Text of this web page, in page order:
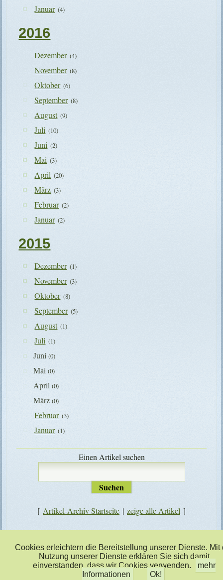
Januar (4)
2016
Dezember (4)
November (8)
Oktober (6)
September (8)
August (9)
Juli (10)
Juni (2)
Mai (3)
April (20)
März (3)
Februar (2)
Januar (2)
2015
Dezember (1)
November (3)
Oktober (8)
September (5)
August (1)
Juli (1)
Juni(0)
Mai(0)
April(0)
März(0)
Februar (3)
Januar (1)
Einen Artikel suchen
[ Artikel-Archiv Startseite | zeige alle Artikel ]
Cookies erleichtern die Bereitstellung unserer Dienste. Mit
Nutzung unserer Dienste erklären Sie sich damit
einverstanden, dass wir Cookies verwenden.
mehr
Informationen
Ok!